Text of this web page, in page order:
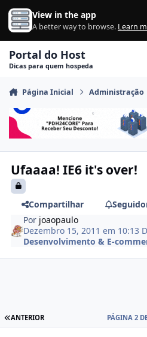
Ir para conteúdo
View in the app
A better way to browse. Learn
Portal do Host
Dicas para quem hospeda
Página Inicial Administração
Ufaaaa! IE6 it's over!
Compartilhar
Por joaopaulo
Dezembro 15, 2011 em 10:13
Desenvolvimento & E-
ANTERIOR PÁGINA 2